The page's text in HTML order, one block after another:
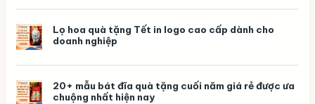
Tràng
–
ra
trường
Lọ hoa quà tặng Tết in logo cao cấp dành cho
doanh nghiệp
20+ mẫu bát đĩa quà tặng cuối năm giá rẻ được ưa
chuộng nhất hiện nay